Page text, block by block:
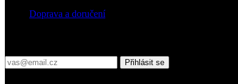
Doprava a doručení
Přihlásit se